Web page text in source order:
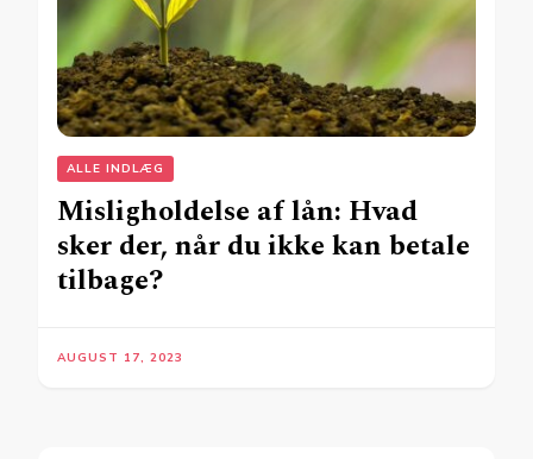
ALLE INDLÆG
Misligholdelse af lån: Hvad
sker der, når du ikke kan betale
tilbage?
AUGUST 17, 2023